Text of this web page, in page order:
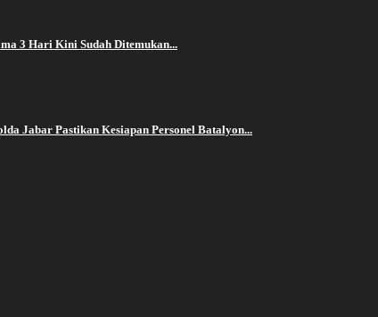
3 Hari Kini Sudah Ditemukan...
Jabar Pastikan Kesiapan Personel Batalyon...